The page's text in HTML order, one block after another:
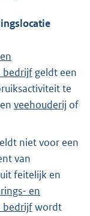
bedrijf geldt een
te
veehouderij of
niet voor een
van
feitelijk en
en
bedrijfwordt